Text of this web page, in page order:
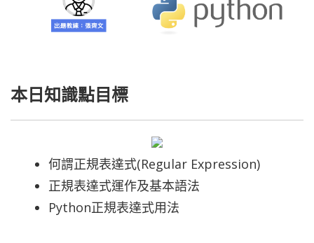
本日知識點目標
何謂正規表達式(Regular Expression)
正規表達式運作及基本語法
Python正規表達式用法